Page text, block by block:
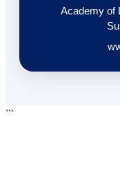
Academy of
```